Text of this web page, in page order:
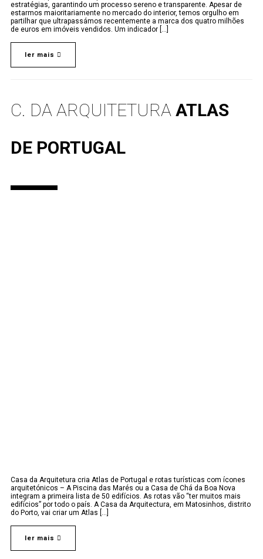
estratégias, garantindo um processo sereno e transparente. Apesar de
estarmos maioritariamente no mercado do interior, temos orgulho em
partilhar que ultrapassámos recentemente a marca dos quatro milhões
de euros em imóveis vendidos. Um indicador [...]
ler mais
C. DA ARQUITETURA ATLAS
DE PORTUGAL
Casa da Arquitetura cria Atlas de Portugal e rotas turísticas com ícones
arquitetónicos – A Piscina das Marés ou a Casa de Chá da Boa Nova
integram a primeira lista de 50 edifícios. As rotas vão “ter muitos mais
edifícios” por todo o país. A Casa da Arquitectura, em Matosinhos, distrito
do Porto, vai criar um Atlas [...]
ler mais